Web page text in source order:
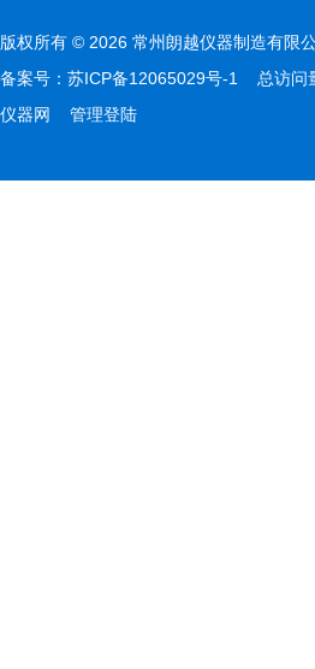
版权所有 © 2026 常州朗越仪器制造有限
备案号： 苏ICP备12065029号-1 总访问
仪器网
管理登陆